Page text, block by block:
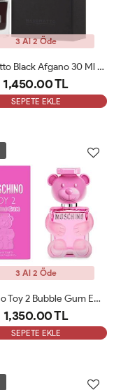
3 Al 2 Öde
Nasomatto Black Afgano 30 Ml Extrait De Parfüm Erkek Parfüm ARC
1,450.00 TL
SEPETE EKLE
3 Al 2 Öde
Moschino Toy 2 Bubble Gum EDT 100 Ml Kadın Parfümü ARC
1,350.00 TL
SEPETE EKLE